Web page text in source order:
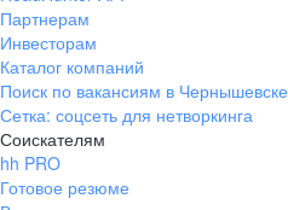
Партнерам
Инвесторам
Каталог компаний
Поиск по вакансиям в Чернышевске
Сетка: соцсеть для нетворкинга
Соискателям
hh PRO
Готовое резюме